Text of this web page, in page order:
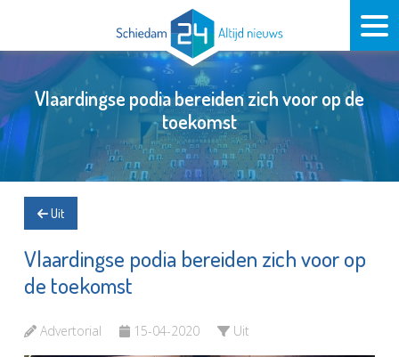
Vlaardingse podia bereiden zich voor op de
toekomst
Uit
Vlaardingse podia bereiden zich voor op
de toekomst
Advertorial 15-04-2020 Uit